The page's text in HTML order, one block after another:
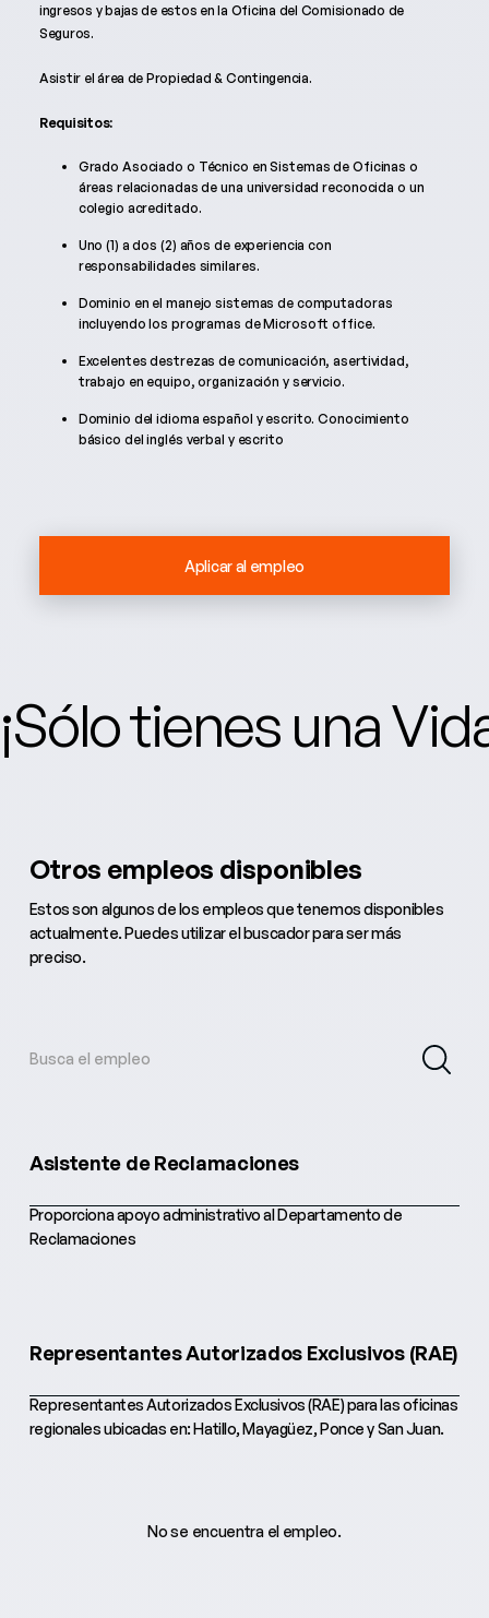
ingresos y bajas de estos en la Oficina del Comisionado de
Seguros.
Asistir el área de Propiedad & Contingencia.
Requisitos:
Grado Asociado o Técnico en Sistemas de Oficinas o
áreas relacionadas de una universidad reconocida o un
colegio acreditado.
Uno (1) a dos (2) años de experiencia con
responsabilidades similares.
Dominio en el manejo sistemas de computadoras
incluyendo los programas de Microsoft office.
Excelentes destrezas de comunicación, asertividad,
trabajo en equipo, organización y servicio.
Dominio del idioma español y escrito. Conocimiento
básico del inglés verbal y escrito
Aplicar al empleo
¡Sólo tienes una
Otros empleos disponibles
Estos son algunos de los empleos que tenemos disponibles
actualmente. Puedes utilizar el buscador para ser más
preciso.
Asistente de Reclamaciones
Proporciona apoyo administrativo al Departamento de
Reclamaciones
Representantes Autorizados Exclusivos (RAE)
Representantes Autorizados Exclusivos (RAE) para las oficinas
regionales ubicadas en: Hatillo, Mayagüez, Ponce y San Juan.
No se encuentra el empleo.